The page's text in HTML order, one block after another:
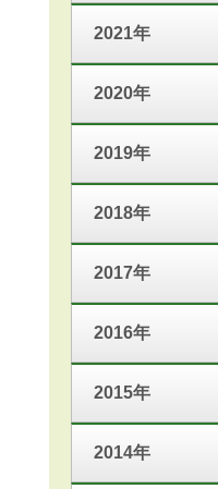
2021年
2020年
2019年
2018年
2017年
2016年
2015年
2014年